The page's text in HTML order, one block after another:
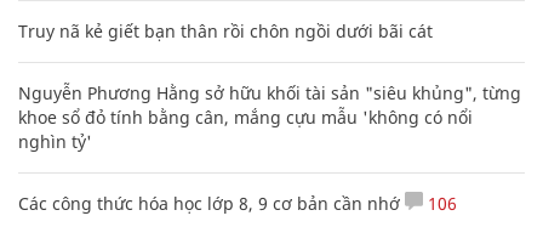
Truy nã kẻ giết bạn thân rồi chôn ngồi dưới bãi cát
Nguyễn Phương Hằng sở hữu khối tài sản "siêu khủng", từng
khoe sổ đỏ tính bằng cân, mắng cựu mẫu 'không có nổi
nghìn tỷ'
Các công thức hóa học lớp 8, 9 cơ bản cần nhớ 106